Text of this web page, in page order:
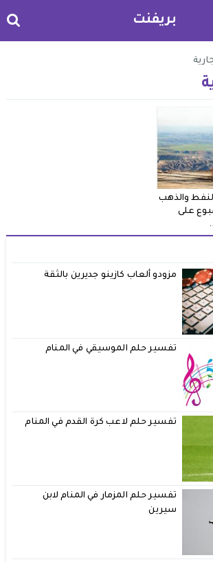
بريفنت
والذهب
على
مزودو ألعاب كازينو جديرين بالثقة
تفسير حلم الموسيقي في المنام
تفسير حلم لاعب كرة القدم في المنام
تفسير حلم المزمار في المنام لابن
سيرين